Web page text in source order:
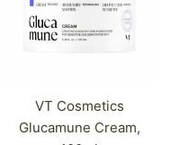
VT Cosmetics
Glucamune Cream,